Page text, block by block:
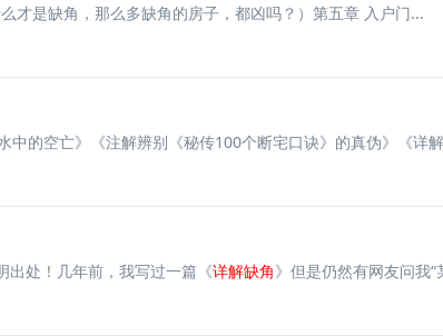
才是缺角，那么多缺角的房子，都凶吗？）第五章 入户门...
中的空亡》《注解辨别《秘传100个断宅口诀》的真伪》《详
处！几年前，我写过一篇《详解缺角》但是仍然有网友问我“